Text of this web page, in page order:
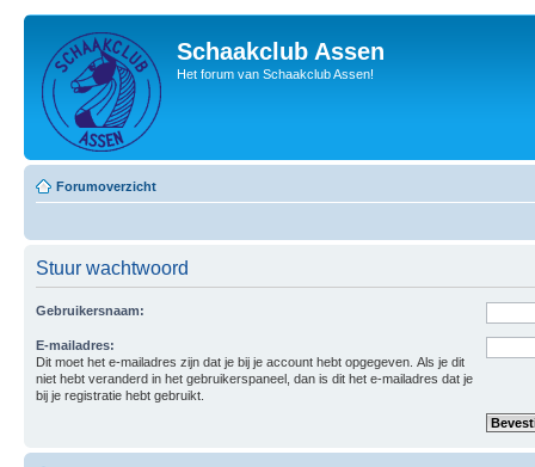
Schaakclub Assen
Het forum van Schaakclub Assen!
Forumoverzicht
Stuur wachtwoord
Gebruikersnaam:
E-mailadres:
Dit moet het e-mailadres zijn dat je bij je account hebt opgegeven. Als je dit
niet hebt veranderd in het gebruikerspaneel, dan is dit het e-mailadres dat je
bij je registratie hebt gebruikt.